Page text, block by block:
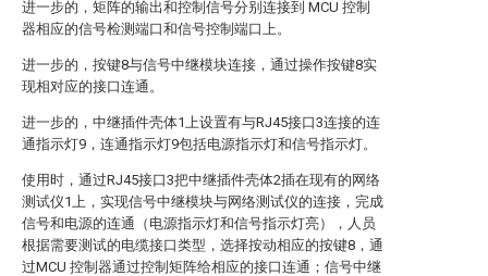
进一步的，矩阵的输出和控制信号分别连接到 MCU 控制
器相应的信号检测端口和信号控制端口上。
进一步的，按键8与信号中继模块连接，通过操作按键8实
现相对应的接口连通。
进一步的，中继插件壳体1上设置有与RJ45接口3连接的连
通指示灯9，连通指示灯9包括电源指示灯和信号指示灯。
使用时，通过RJ45接口3把中继插件壳体2插在现有的网络
测试仪1上，实现信号中继模块与网络测试仪的连接，完成
信号和电源的连通（电源指示灯和信号指示灯亮），人员
根据需要测试的电缆接口类型，选择按动相应的按键8，通
过MCU 控制器通过控制矩阵给相应的接口连通；信号中继